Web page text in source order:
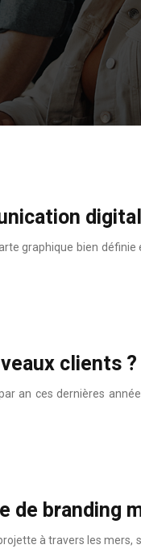
graphique bien
clients ?
an ces dernières
de branding
à travers les